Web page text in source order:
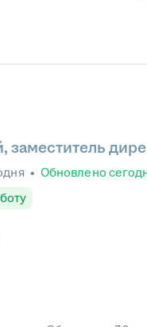
• Обновлено